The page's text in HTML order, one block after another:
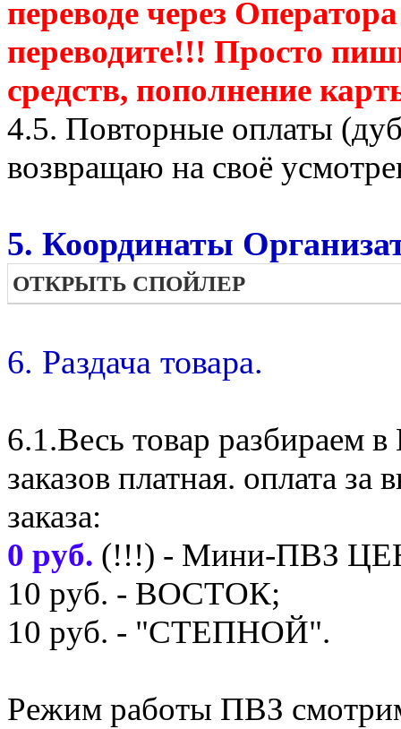
переводе через
переводите!!! Просто
средств, пополнение
4.5. Повторные оплаты
возвращаю на своё
5. Координаты
ОТКРЫТЬ СПОЙЛЕР
6. Раздача товара.
6.1.Весь товар разбираем
заказов платная. оплата
заказа:
0 руб. (!!!) - Мини-ПВЗ
10 руб. - ВОСТОК;
10 руб. - "СТЕПНОЙ".
Режим работы ПВЗ